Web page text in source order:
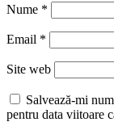
Nume *
Email *
Site web
Salvează-mi
pentru data viitoare